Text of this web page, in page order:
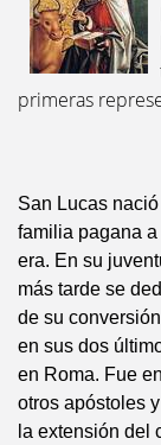
primeras
San Lucas
familia pagana
era. En su
más tarde se
de su
en sus dos
en Roma. Fue
otros apóstoles
la extensión del